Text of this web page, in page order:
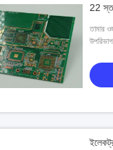
22
তামার